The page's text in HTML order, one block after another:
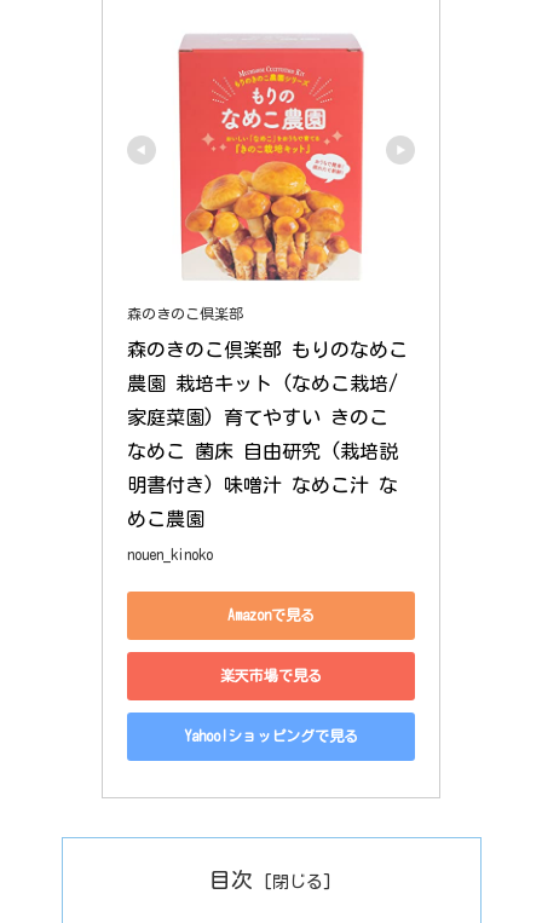
森のきのこ倶楽部
森のきのこ倶楽部 もりのなめこ
農園 栽培キット (なめこ栽培/
家庭菜園) 育てやすい きのこ
なめこ 菌床 自由研究 (栽培説
明書付き) 味噌汁 なめこ汁 な
めこ農園
nouen_kinoko
Amazonで見る
楽天市場で見る
Yahoo!ショッピングで見る
目次